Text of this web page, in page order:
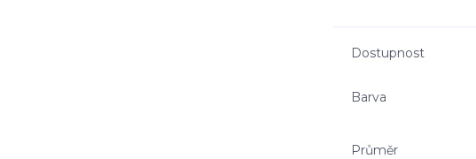
Dostupnost
Barva
Průměr